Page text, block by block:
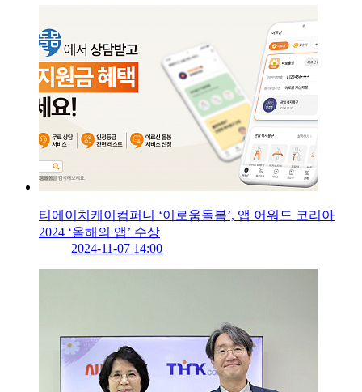
티에이치케이컴퍼니 ‘이로움돌봄’, 앱 어워드 코리아
2024 ‘올해의 앱’ 수상
2024-11-07 14:00